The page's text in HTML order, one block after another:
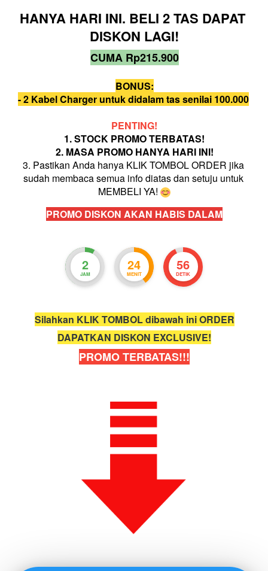
HANYA HARI INI. BELI 2 TAS DAPAT
DISKON LAGI!
CUMA Rp215.900
BONUS:
- 2 Kabel Charger untuk didalam tas senilai 100.000
PENTING!
1.STOCK PROMO TERBATAS!
2. MASA PROMO HANYA HARI INI!
3. Pastikan Anda hanya KLIK TOMBOL ORDER jika
sudah membaca semua info diatas dan setuju untuk
MEMBELI YA!
PROMO DISKON AKAN HABIS DALAM
2
JAM
24
MENIT
55
DETIK
Silahkan KLIK TOMBOL dibawah ini ORDER
DAPATKAN DISKON EXCLUSIVE!
PROMO TERBATAS!!!